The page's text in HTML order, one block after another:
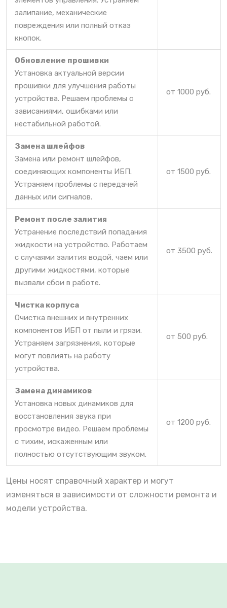
залипание, механические
повреждения или полный отказ
кнопок.
Обновление прошивки
Установка актуальной версии
прошивки для улучшения работы
устройства. Решаем проблемы с
зависаниями, ошибками или
нестабильной работой.
от 1000 руб.
Замена шлейфов
Замена или ремонт шлейфов,
соединяющих компоненты ИБП.
Устраняем проблемы с передачей
данных или сигналов.
от 1500 руб.
Ремонт после залития
Устранение последствий попадания
жидкости на устройство. Работаем
с случаями залития водой, чаем или
другими жидкостями, которые
вызвали сбои в работе.
от 3500 руб.
Чистка корпуса
Очистка внешних и внутренних
компонентов ИБП от пыли и грязи.
Устраняем загрязнения, которые
могут повлиять на работу
устройства.
от 500 руб.
Замена динамиков
Установка новых динамиков для
восстановления звука при
просмотре видео. Решаем проблемы
с тихим, искаженным или
полностью отсутствующим звуком.
от 1200 руб.
Цены носят справочный характер и могут
изменяться в зависимости от сложности ремонта и
модели устройства.